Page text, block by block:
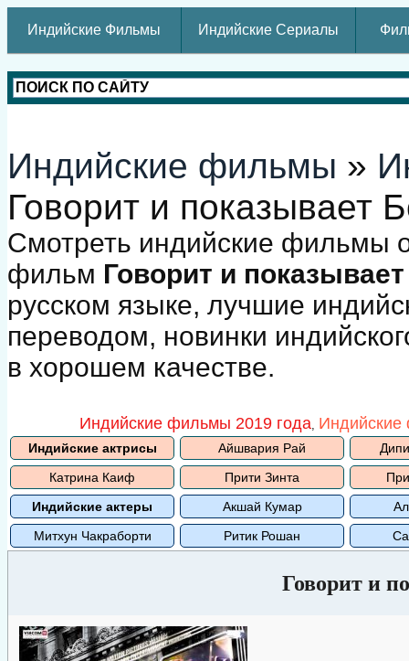
Индийские Фильмы Индийские Сериалы
Индийские фильмы »
Говорит и показывает
Смотреть индийские фильмы
фильм Говорит и
русском языке, лучшие
переводом, новинки
в хорошем качестве.
Индийские фильмы 2019 года,
Индийские актрисы Айшвария Рай
Катрина Каиф
Прити Зинта
Индийские актеры
Акшай Кумар
Митхун Чакраборти
Ритик Рошан
Говорит и